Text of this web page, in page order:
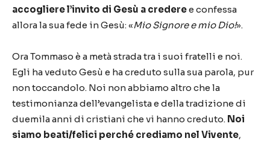
accogliere l’invito di Gesù a crederee confessa
allora la sua fede in Gesù: «Mio Signore e mio Dio!».
Ora Tommaso è a metà strada tra i suoi fratelli e noi.
Egli ha veduto Gesù e ha creduto sulla sua parola, pur
non toccandolo. Noi non abbiamo altro che la
testimonianza dell’evangelista e della tradizione di
duemila anni di cristiani che vi hanno creduto. Noi
siamo beati/felici perché crediamo nel Vivente,